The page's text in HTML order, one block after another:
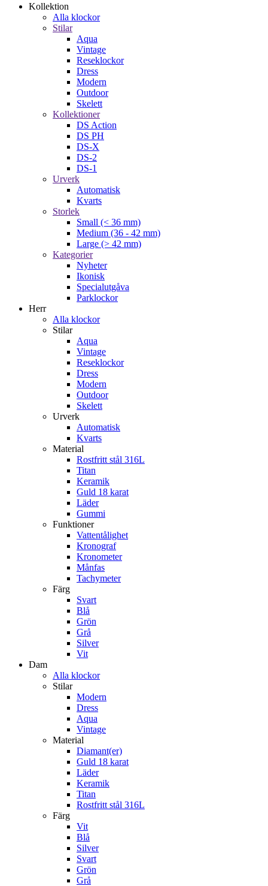
Kollektion
Alla klockor
Stilar
Aqua
Vintage
Reseklockor
Dress
Modern
Outdoor
Skelett
Kollektioner
DS Action
DS PH
DS-X
DS-2
DS-1
Urverk
Automatisk
Kvarts
Storlek
Small (< 36 mm)
Medium (36 - 42 mm)
Large (> 42 mm)
Kategorier
Nyheter
Ikonisk
Specialutgåva
Parklockor
Herr
Alla klockor
Stilar
Aqua
Vintage
Reseklockor
Dress
Modern
Outdoor
Skelett
Urverk
Automatisk
Kvarts
Material
Rostfritt stål 316L
Titan
Keramik
Guld 18 karat
Läder
Gummi
Funktioner
Vattentålighet
Kronograf
Kronometer
Månfas
Tachymeter
Färg
Svart
Blå
Grön
Grå
Silver
Vit
Dam
Alla klockor
Stilar
Modern
Dress
Aqua
Vintage
Material
Diamant(er)
Guld 18 karat
Läder
Keramik
Titan
Rostfritt stål 316L
Färg
Vit
Blå
Silver
Svart
Grön
Grå